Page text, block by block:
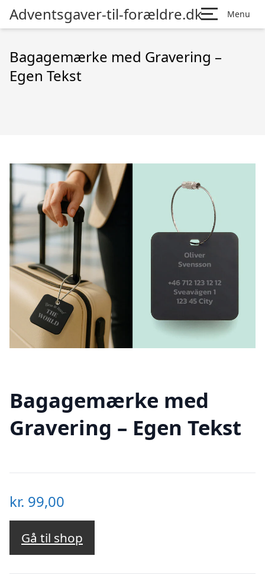
Adventsgaver-til-forældre.dk Menu
Bagagemærke med Gravering –
Egen Tekst
Bagagemærke med
Gravering – Egen Tekst
kr. 99,00
Gå til shop